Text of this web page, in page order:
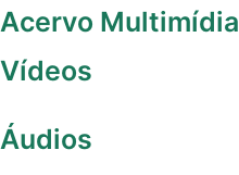
Acervo Multimídia
Vídeos
Áudios